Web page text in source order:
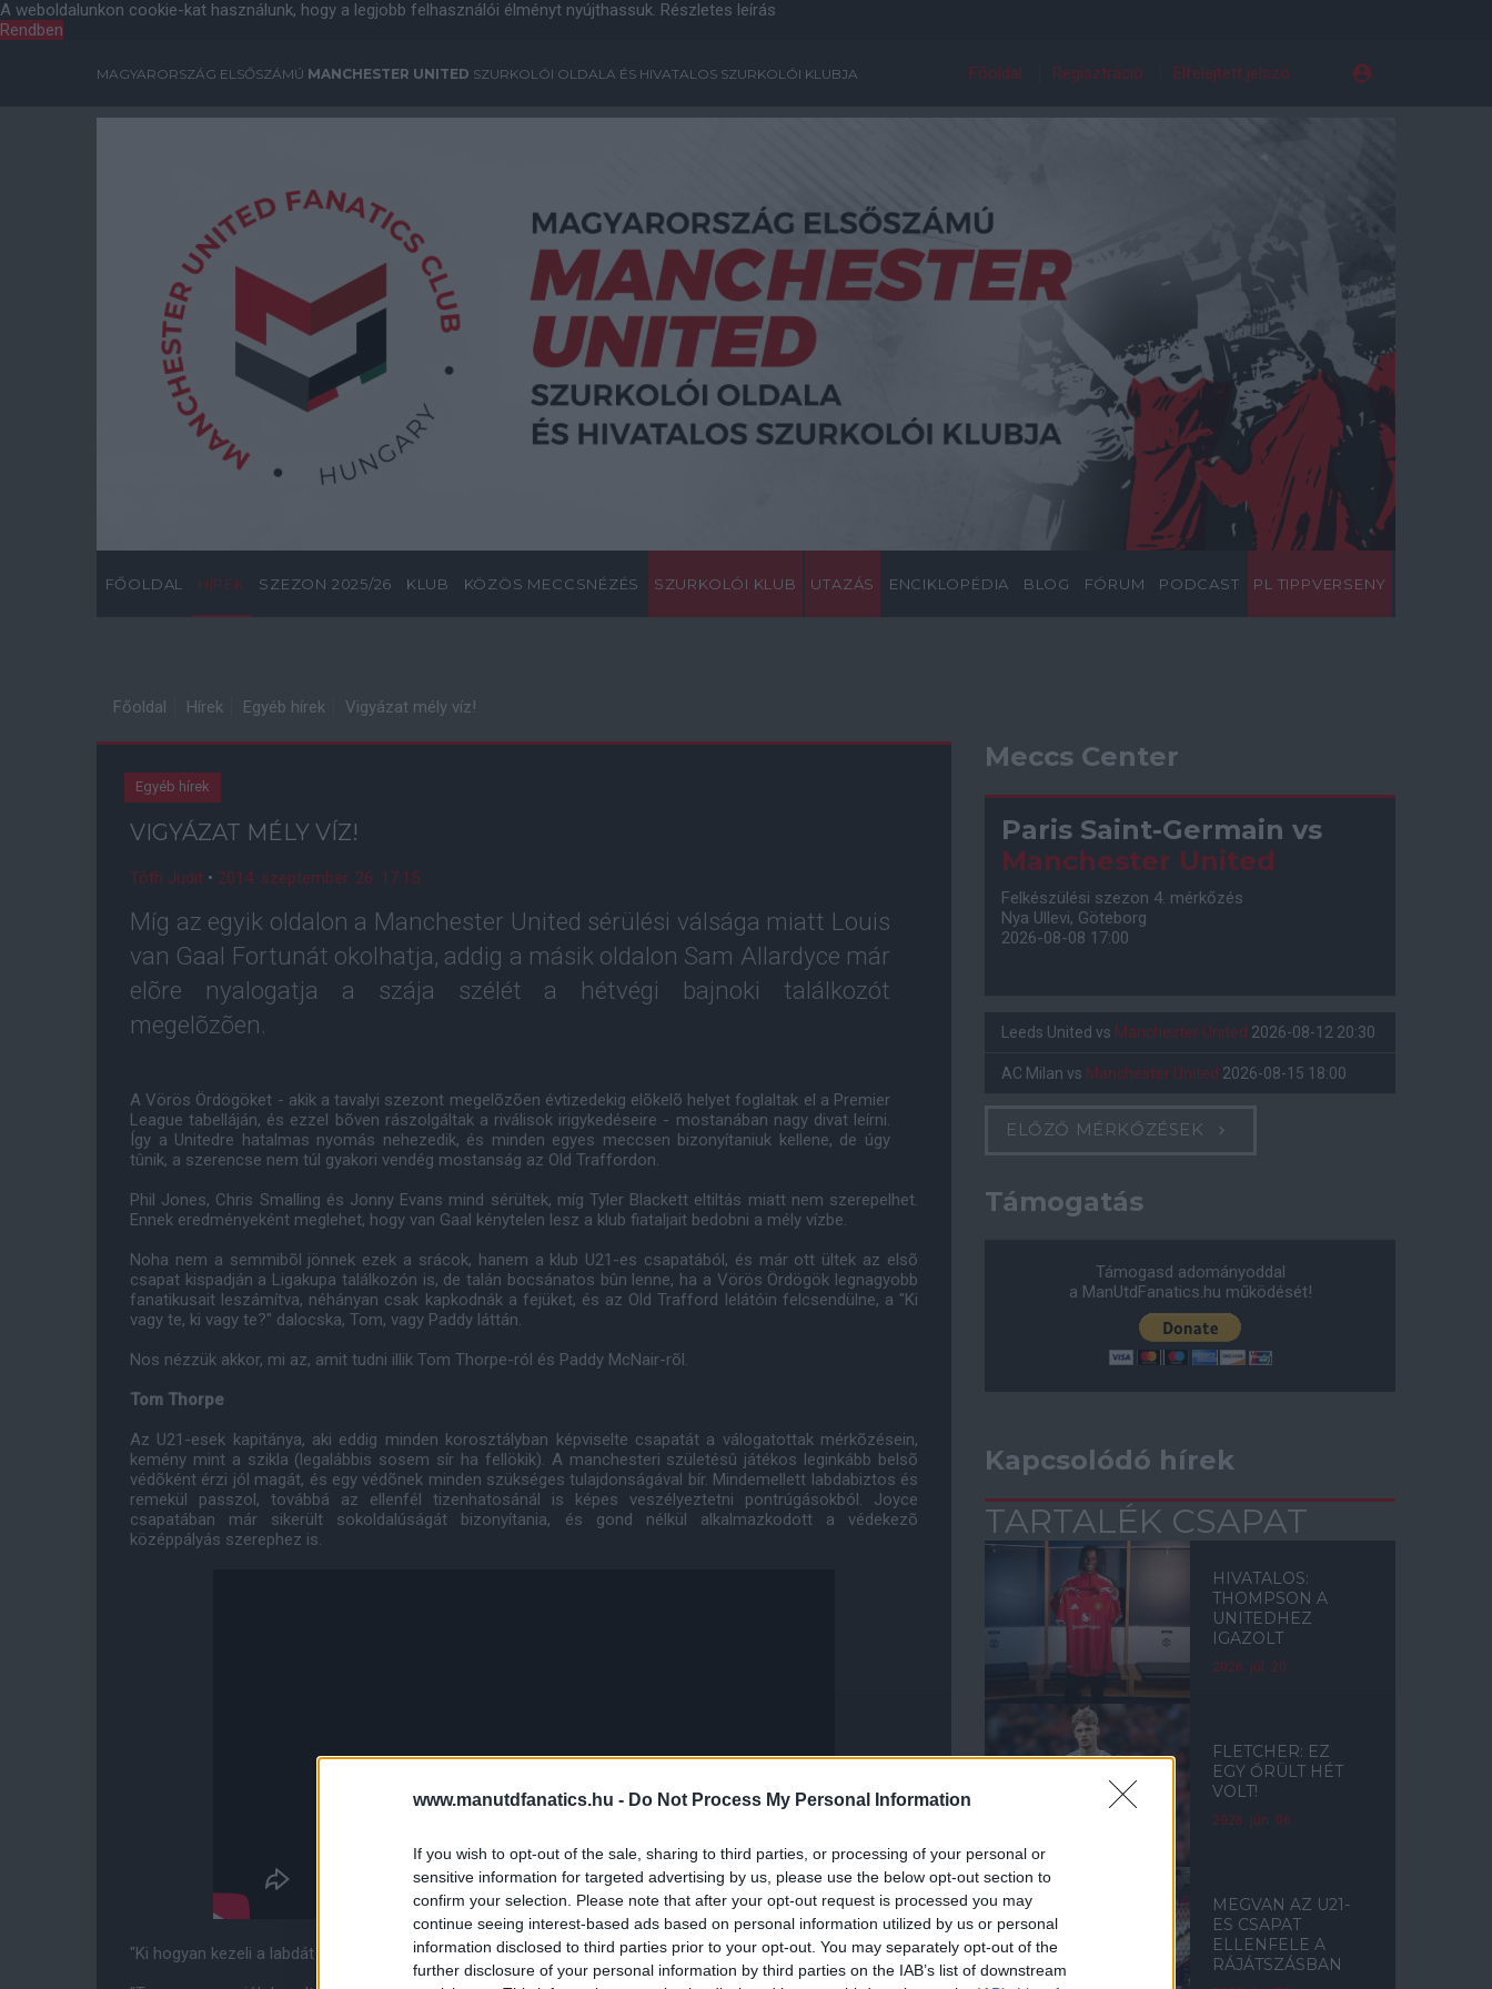
www.manutdfanatics.hu - Do Not Process My Personal Information
If you wish to opt-out of the sale, sharing to third parties, or processing of your personal or
sensitive information for targeted advertising by us, please use the below opt-out section to
confirm your selection. Please note that after your opt-out request is processed you may
continue seeing interest-based ads based on personal information utilized by us or personal
information disclosed to third parties prior to your opt-out. You may separately opt-out of the
further disclosure of your personal information by third parties on the IAB’s list of downstream
A weboldalunkon cookie-kat használunk, hogy a legjobb felhasználói élményt nyújthassuk. Részletes leírás
Rendben
MAGYARORSZÁG ELSŐSZÁMÚ MANCHESTER UNITED SZURKOLÓI OLDALA ÉS HIVATALOS SZURKOLÓI KLUBJA Főoldal Regisztráció Elfelejtett jelszó
FŐOLDAL HÍREK SZEZON 2025/26 KLUB KÖZÖS MECCSNÉZÉS SZURKOLÓI KLUB UTAZÁS ENCIKLOPÉDIA BLOG FÓRUM PODCAST PL TIPPVERSENY
Főoldal Hírek Egyéb hírek Vigyázat mély víz!
Egyéb hírek
VIGYÁZAT MÉLY VÍZ!
Tóth Judit • 2014. szeptember. 26. 17:15
Míg az egyik oldalon a Manchester United sérülési válsága miatt Louis
van Gaal Fortunát okolhatja, addig a másik oldalon Sam Allardyce már
elõre nyalogatja a szája szélét a hétvégi bajnoki találkozót
megelõzõen.
A Vörös Ördögöket - akik a tavalyi szezont megelõzõen évtizedekig elõkelõ helyet foglaltak el a Premier
League tabelláján, és ezzel bõven rászolgáltak a riválisok irigykedéseire - mostanában nagy divat leírni.
Így a Unitedre hatalmas nyomás nehezedik, és minden egyes meccsen bizonyítaniuk kellene, de úgy
tûnik, a szerencse nem túl gyakori vendég mostanság az Old Traffordon.
Phil Jones, Chris Smalling és Jonny Evans mind sérültek, míg Tyler Blackett eltiltás miatt nem szerepelhet.
Ennek eredményeként meglehet, hogy van Gaal kénytelen lesz a klub fiataljait bedobni a mély vízbe.
Noha nem a semmibõl jönnek ezek a srácok, hanem a klub U21-es csapatából, és már ott ültek az elsõ
csapat kispadján a Ligakupa találkozón is, de talán bocsánatos bûn lenne, ha a Vörös Ördögök legnagyobb
fanatikusait leszámítva, néhányan csak kapkodnák a fejüket, és az Old Trafford lelátóin felcsendülne, a "Ki
vagy te, ki vagy te?" dalocska, Tom, vagy Paddy láttán.
Nos nézzük akkor, mi az, amit tudni illik Tom Thorpe-ról és Paddy McNair-rõl.
Tom Thorpe
Az U21-esek kapitánya, aki eddig minden korosztályban képviselte csapatát a válogatottak mérkõzésein,
kemény mint a szikla (legalábbis sosem sír ha fellökik). A manchesteri születésû játékos leginkább belsõ
védõként érzi jól magát, és egy védõnek minden szükséges tulajdonságával bír. Mindemellett labdabiztos és
remekül passzol, továbbá az ellenfél tizenhatosánál is képes veszélyeztetni pontrúgásokból. Joyce
csapatában már sikerült sokoldalúságát bizonyítania, és gond nélkül alkalmazkodott a védekezõ
középpályás szerephez is.
"Ki hogyan kezeli a labdát edzésen, abból tudom eldönteni, ki hol szerepelhet" - magyarázta Joyce.
Meccs Center
Paris Saint-Germain vs
Manchester United
Felkészülési szezon 4. mérkőzés
Nya Ullevi, Göteborg
2026-08-08 17:00
Leeds United vs Manchester United 2026-08-12 20:30
AC Milan vs Manchester United 2026-08-15 18:00
ELŐZŐ MÉRKŐZÉSEK
Támogatás
Támogasd adományoddal
a ManUtdFanatics.hu működését!
Kapcsolódó hírek
TARTALÉK CSAPAT
HIVATALOS:
THOMPSON A
UNITEDHEZ
IGAZOLT
2026. júl. 20.
FLETCHER: EZ
EGY ŐRÜLT HÉT
VOLT!
2026. jún. 06.
MEGVAN AZ U21-
ES CSAPAT
ELLENFELE A
RÁJÁTSZÁSBAN